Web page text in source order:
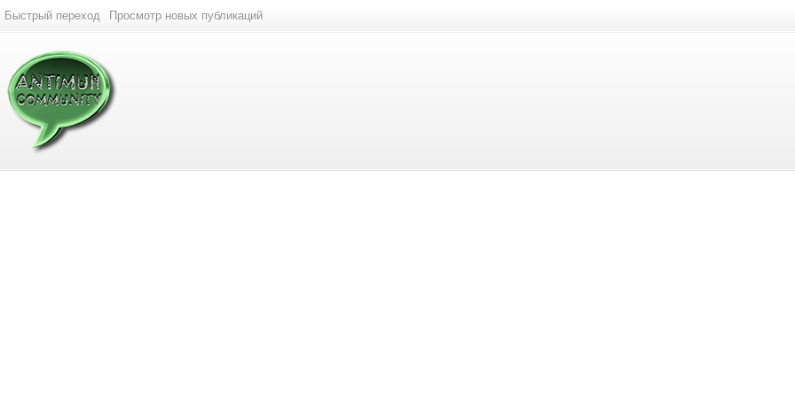
Быстрый переход Просмотр новых публикаций